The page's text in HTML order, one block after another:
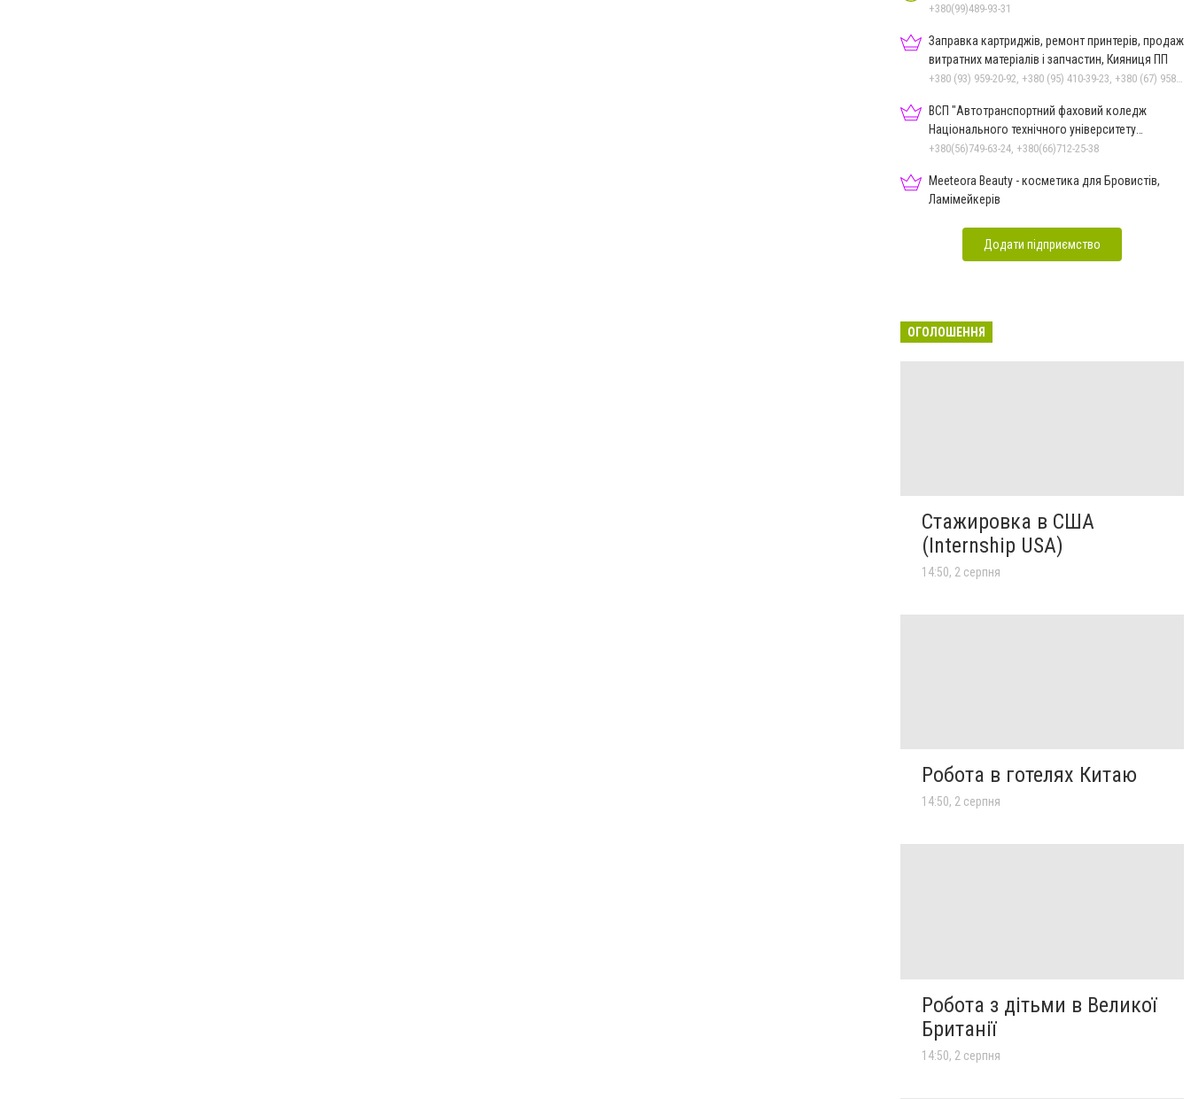
+380(99)489-93-31
Заправка картриджів, ремонт принтерів, продаж
витратних матеріалів і запчастин, Кияниця ПП
ВСП "Автотранспортний фаховий коледж
Національного технічного університету
"Дніпровська політехніка"
+380(56)749-63-24, +380(66)712-25-38
Meeteora Beauty - косметика для Бровистів,
Ламімейкерів
Додати підприємство
ОГОЛОШЕННЯ
Стажировка в США
(Internship USA)
14:50, 2 серпня
Робота в готелях Китаю
14:50, 2 серпня
Робота з дітьми в Великої
Британії
14:50, 2 серпня